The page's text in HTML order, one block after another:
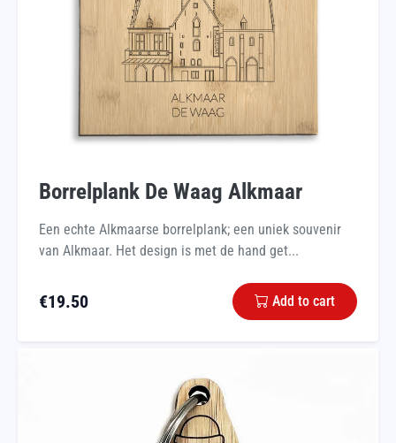
Borrelplank De Waag Alkmaar
Een echte Alkmaarse borrelplank; een uniek souvenir
van Alkmaar. Het design is met de hand get...
€19.50 Add to cart